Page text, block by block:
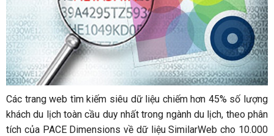
Các trang web tìm kiếm siêu dữ liệu chiếm hơn 45% số lượng
khách du lịch toàn cầu duy nhất trong ngành du lịch, theo phân
tích của PACE Dimensions về dữ liệu SimilarWeb cho 10.000